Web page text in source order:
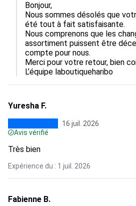
Bonjour,
Nous sommes désolés que
été tout à fait satisfaisante.
Nous comprenons que les
assortiment puissent être
compte pour nous.
Merci pour votre retour, bien
L’équipe laboutiqueharibo
Yuresha F.
16 juil. 2026
Avis vérifié
Très bien
Expérience du : 1 juil. 2026
Fabienne B.